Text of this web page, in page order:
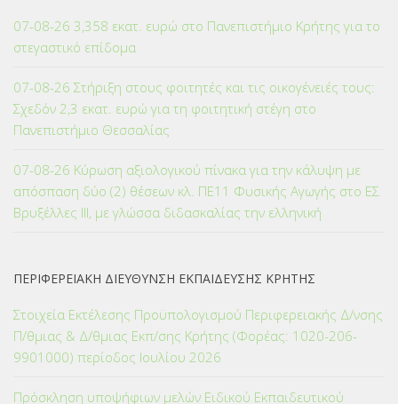
07-08-26 3,358 εκατ. ευρώ στο Πανεπιστήμιο Κρήτης για το
στεγαστικό επίδομα
07-08-26 Στήριξη στους φοιτητές και τις οικογένειές τους:
Σχεδόν 2,3 εκατ. ευρώ για τη φοιτητική στέγη στο
Πανεπιστήμιο Θεσσαλίας
07-08-26 Κύρωση αξιολογικού πίνακα για την κάλυψη με
απόσπαση δύο (2) θέσεων κλ. ΠΕ11 Φυσικής Αγωγής στο ΕΣ
Βρυξέλλες ΙΙΙ, με γλώσσα διδασκαλίας την ελληνική
ΠΕΡΙΦΕΡΕΙΑΚΗ ΔΙΕΥΘΥΝΣΗ ΕΚΠΑΙΔΕΥΣΗΣ ΚΡΗΤΗΣ
Στοιχεία Εκτέλεσης Προϋπολογισμού Περιφερειακής Δ/νσης
Π/θμιας & Δ/θμιας Εκπ/σης Κρήτης (Φορέας: 1020-206-
9901000) περίοδος Ιουλίου 2026
Πρόσκληση υποψήφιων μελών Ειδικού Εκπαιδευτικού